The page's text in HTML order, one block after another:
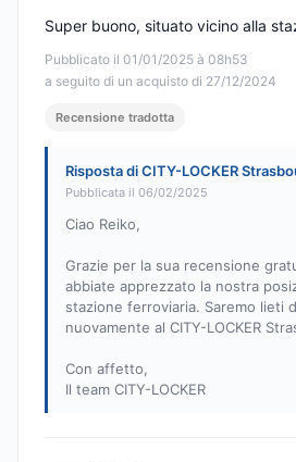
Pubblicato il 01/01/2025 à 08h53
a seguito di un acquisto di 27/12/2024
Super buono, situato vicino alla
Recensione tradotta
Risposta di CITY-LOCKER
Pubblicata il 06/02/2025
Ciao Reiko,
Grazie per la sua recensione
abbiate apprezzato la nostra
stazione ferroviaria. Saremo lieti
nuovamente al CITY-LOCKER
Con affetto,
Il team CITY-LOCKER